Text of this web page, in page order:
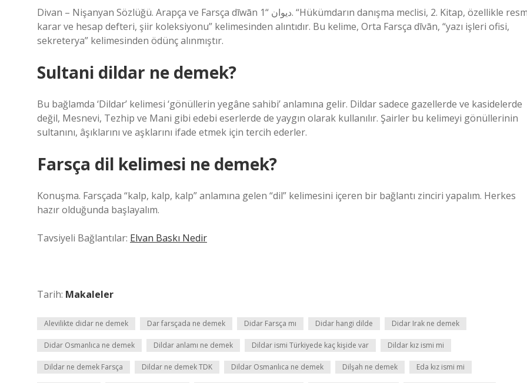
Divan – Nişanyan Sözlüğü. Arapça ve Farsça dīwān ديوان “1. “Hükümdarın danışma meclisi, 2. Kitap, özellikle resmi
karar ve hesap defteri, şiir koleksiyonu” kelimesinden alıntıdır. Bu kelime, Orta Farsça dīvān, “yazı işleri ofisi,
sekreterya” kelimesinden ödünç alınmıştır.
Sultani dildar ne demek?
Bu bağlamda ‘Dildar’ kelimesi ‘gönüllerin yegâne sahibi’ anlamına gelir. Dildar sadece gazellerde ve kasidelerde
değil, Mesnevi, Tezhip ve Mani gibi edebi eserlerde de yaygın olarak kullanılır. Şairler bu kelimeyi gönüllerinin
sultanını, âşıklarını ve aşklarını ifade etmek için tercih ederler.
Farsça dil kelimesi ne demek?
Konuşma. Farsçada “kalp, kalp, kalp” anlamına gelen “dil” kelimesini içeren bir bağlantı zinciri yapalım. Herkes
hazır olduğunda başlayalım.
Tavsiyeli Bağlantılar: Elvan Baskı Nedir
Tarih: Makaleler
Alevilikte didar ne demek Dar farsçada ne demek Didar Farsça mı Didar hangi dilde Didar Irak ne demek
Didar Osmanlıca ne demek Dildar anlamı ne demek Dildar ismi Türkiyede kaç kişide var Dildar kız ismi mi
Dildar ne demek Farsça Dildar ne demek TDK Dildar Osmanlıca ne demek Dilşah ne demek Eda kız ismi mi